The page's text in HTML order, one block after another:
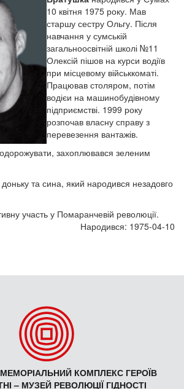
10 квітня 1975 року. Мав
старшу сестру Ольгу. Після
навчання у сумській
загальноосвітній школі №11
Олексій пішов на курси водіїв
при місцевому військкоматі.
Працював столяром, потім
водієи на машинобудівному
підприємстві. 1999 року
розпочав власну справу з
перевезення вантажів.
захоплювався зеленим
та сина, який народився незадовго
участь у Помаранчевій революції.
Народився: 1975-04-10
КОМПЛЕКС ГЕРОЇВ
– МУЗЕЙ РЕВОЛЮЦІЇ ГІДНОСТІ